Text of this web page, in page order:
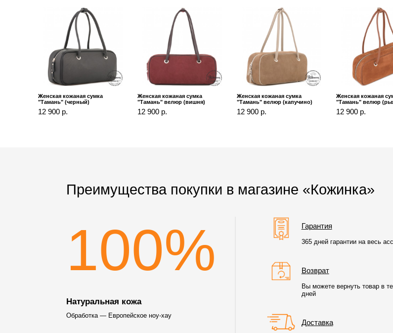
Женская кожаная сумка
"Тамань" (черный)
12 900 р.
Женская кожаная сумка
"Тамань" велюр (вишня)
12 900 р.
Женская кожаная сумка
"Тамань" велюр (капучино)
12 900 р.
Женская кожаная
"Тамань" велюр
12 900 р.
Преимущества покупки в магазине «Кожинка»
100%
Натуральная кожа
Обработка — Европейское ноу-хау
Гарантия
365 дней гарантии на весь
Возврат
Вы можете вернуть товар в
дней
Доставка